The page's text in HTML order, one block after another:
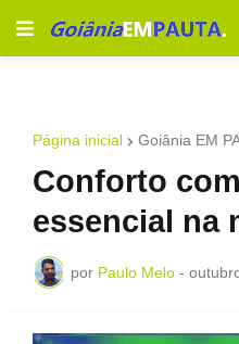
Página inicial Goiânia EM
Conforto
essencial na
por Paulo Melo -